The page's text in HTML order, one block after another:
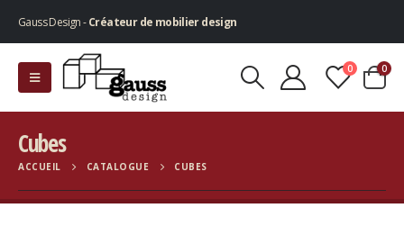
Gauss Design -Créateur de mobilier design
0 0
Cubes
ACCUEIL CATALOGUE CUBES